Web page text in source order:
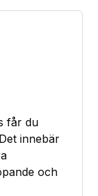
får du
innebär
och